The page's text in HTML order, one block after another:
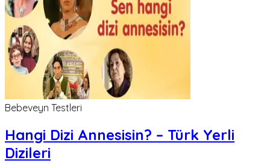
Bebeveyn Testleri
Hangi Dizi Annesisin? – Türk Yerli
Dizileri